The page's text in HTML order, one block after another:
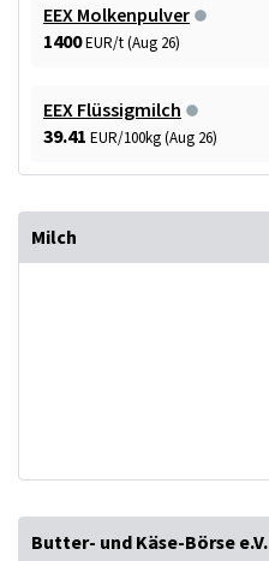
EEX Molkenpulver
1400EUR/t (Aug 26)
EEX Flüssigmilch
39.41 EUR/100kg (Aug 26)
Milch
Butter- und Käse-Börse e.V.